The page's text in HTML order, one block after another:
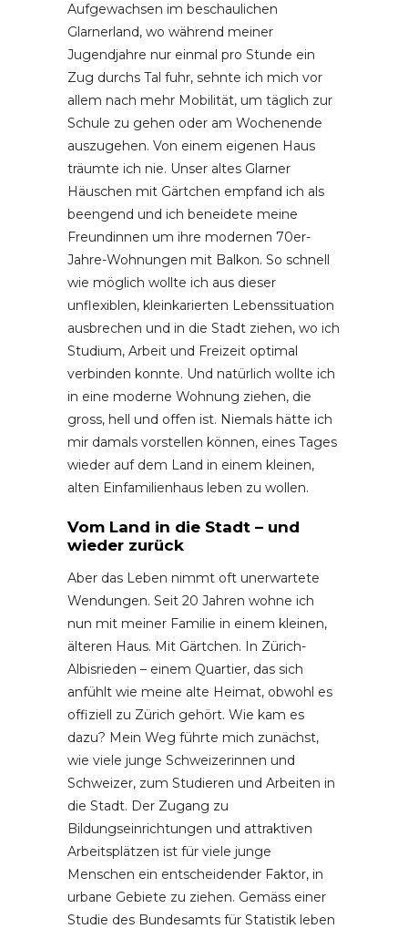
Aufgewachsen im beschaulichen
Glarnerland, wo während meiner
Jugendjahre nur einmal pro Stunde ein
Zug durchs Tal fuhr, sehnte ich mich vor
allem nach mehr Mobilität, um täglich zur
Schule zu gehen oder am Wochenende
auszugehen. Von einem eigenen Haus
träumte ich nie. Unser altes Glarner
Häuschen mit Gärtchen empfand ich als
beengend und ich beneidete meine
Freundinnen um ihre modernen 70er-
Jahre-Wohnungen mit Balkon. So schnell
wie möglich wollte ich aus dieser
unflexiblen, kleinkarierten Lebenssituation
ausbrechen und in die Stadt ziehen, wo ich
Studium, Arbeit und Freizeit optimal
verbinden konnte. Und natürlich wollte ich
in eine moderne Wohnung ziehen, die
gross, hell und offen ist. Niemals hätte ich
mir damals vorstellen können, eines Tages
wieder auf dem Land in einem kleinen,
alten Einfamilienhaus leben zu wollen.
Vom Land in die Stadt – und
wieder zurück
Aber das Leben nimmt oft unerwartete
Wendungen. Seit 20 Jahren wohne ich
nun mit meiner Familie in einem kleinen,
älteren Haus. Mit Gärtchen. In Zürich-
Albisrieden – einem Quartier, das sich
anfühlt wie meine alte Heimat, obwohl es
offiziell zu Zürich gehört. Wie kam es
dazu? Mein Weg führte mich zunächst,
wie viele junge Schweizerinnen und
Schweizer, zum Studieren und Arbeiten in
die Stadt. Der Zugang zu
Bildungseinrichtungen und attraktiven
Arbeitsplätzen ist für viele junge
Menschen ein entscheidender Faktor, in
urbane Gebiete zu ziehen. Gemäss einer
Studie des Bundesamts für Statistik leben